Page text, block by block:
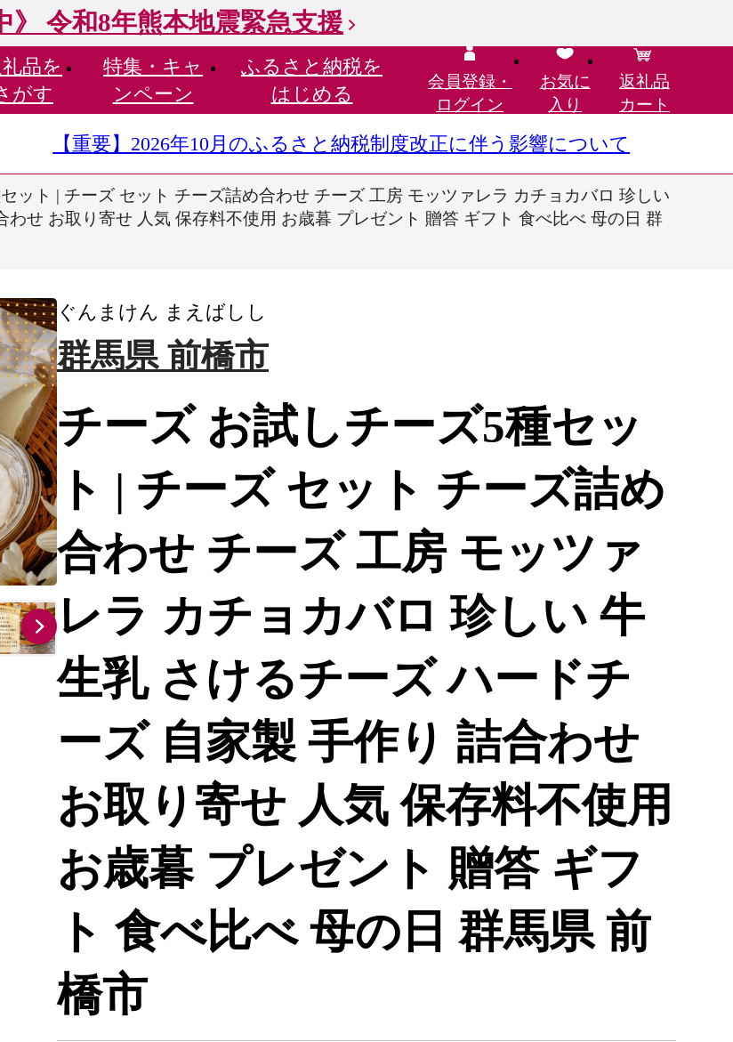
》 令和8年熊本地震緊急支援
品を
がす
特集・ キャ
ンペーン
ふるさと納税を
はじめる
会員登録・
ログイン
お気に
入り
返礼品
カート
【重要】2026年10月のふるさと納税制度改正に伴う影響について
ット | チーズ セット チーズ詰め合わせ チーズ 工房 モッツァレラ カチョカバロ 珍しい
せ お取り寄せ 人気 保存料不使用 お歳暮 プレゼント 贈答 ギフト 食べ比べ 母の日 群
ぐんまけん まえばしし
群馬県 前橋市
チーズ お試しチーズ5種セッ
ト | チーズ セット チーズ詰め
合わせ チーズ 工房 モッツァ
レラ カチョカバロ 珍しい 牛
生乳 さけるチーズ ハードチ
ーズ 自家製 手作り 詰合わせ
お取り寄せ 人気 保存料不使用
お歳暮 プレゼント 贈答 ギフ
ト 食べ比べ 母の日 群馬県 前
橋市